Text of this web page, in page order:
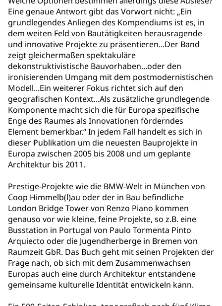
Eine genaue Antwort gibt das Vorwort nicht: „Ein
grundlegendes Anliegen des Kompendiums ist es, in
dem weiten Feld von Bautätigkeiten herausragende
und innovative Projekte zu präsentieren...Der Band
zeigt gleichermaßen spektakuläre
dekonstruktivistische Bauvorhaben...oder den
ironisierenden Umgang mit dem postmodernistischen
Modell...Ein weiterer Fokus richtet sich auf den
geografischen Kontext...Als zusätzliche grundlegende
Komponente macht sich die für Europa spezifische
Enge des Raumes als Innovationen förderndes
Element bemerkbar.“ In jedem Fall handelt es sich in
dieser Publikation um die neuesten Bauprojekte in
Europa zwischen 2005 bis 2008 und um geplante
Architektur bis 2011.
Prestige-Projekte wie die BMW-Welt in München von
Coop Himmelb(l)au oder der in Bau befindliche
London Bridge Tower von Renzo Piano kommen
genauso vor wie kleine, feine Projekte, so z.B. eine
Busstation in Portugal von Paulo Tormenta Pinto
Arquiecto oder die Jugendherberge in Bremen von
Raumzeit GbR. Das Buch geht mit seinen Projekten der
Frage nach, ob sich mit dem Zusammenwachsen
Europas auch eine durch Architektur entstandene
gemeinsame kulturelle Identität entwickeln kann.